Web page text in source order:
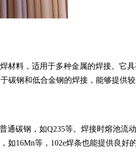
材料，适用于多种金属的焊接。它
碳钢和低合金钢的焊接，能够提供较
通碳钢，如Q235等。焊接时熔池流
如16Mn等，102e焊条也能提供良